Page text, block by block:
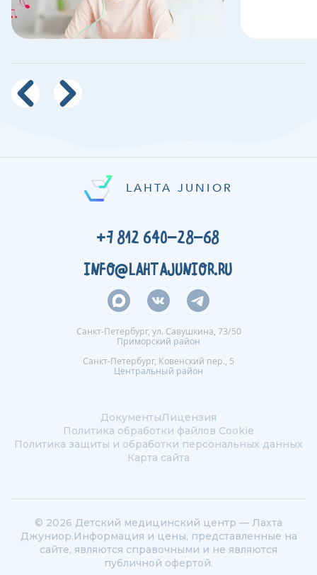
LAHTA JUNIOR
+7 812 640-28-68
INFO@LAHTAJUNIOR.RU
Санкт-Петербург, ул. Савушкина, 73/50
Приморский район
Санкт-Петербург, Ковенский пер., 5
Центральный район
ДокументыЛицензия
Политика обработки файлов Сookie
Политика защиты и обработки персональных данных
Карта сайта
© 2026 Детский медицинский центр — Лахта
Джуниор.Информация и цены, представленные на
сайте, являются справочными и не являются
публичной офертой.